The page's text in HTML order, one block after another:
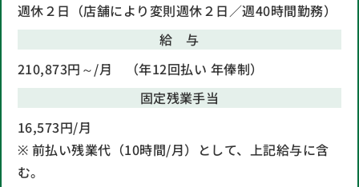
週休２日（店舗により変則週休２日／週40時間勤務）
給 与
210,873円～/月 （年12回払い 年俸制）
固定残業手当
16,573円/月
※ 前払い残業代（10時間/月）として、上記給与に含
む。